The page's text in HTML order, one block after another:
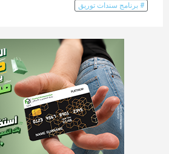
# برنامج سندات توريق